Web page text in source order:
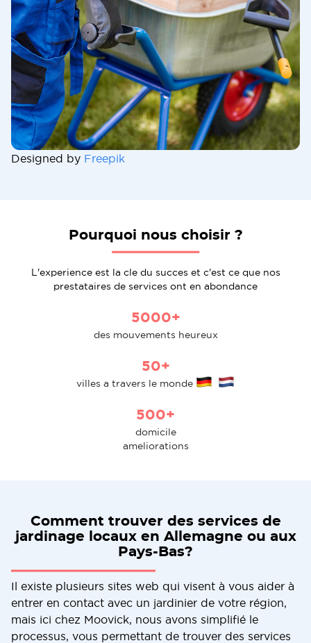
Designed by Freepik
Pourquoi nous choisir ?
L'experience est la cle du succes et c'est ce que nos
prestataires de services ont en abondance
5000+
des mouvements heureux
50+
villes a travers le monde
500+
domicile
ameliorations
Comment trouver des services de
jardinage locaux en Allemagne ou aux
Pays-Bas?
Il existe plusieurs sites web qui visent à vous aider à
entrer en contact avec un jardinier de votre région,
mais ici chez Moovick, nous avons simplifié le
processus, vous permettant de trouver des services